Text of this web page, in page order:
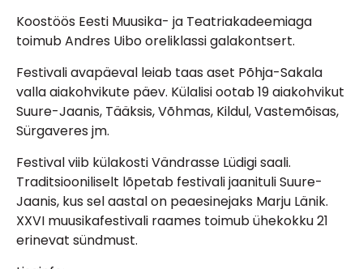
Koostöös Eesti Muusika- ja Teatriakadeemiaga
toimub Andres Uibo oreliklassi galakontsert.
Festivali avapäeval leiab taas aset Põhja-Sakala
valla aiakohvikute päev. Külalisi ootab 19 aiakohvikut
Suure-Jaanis, Tääksis, Võhmas, Kildul, Vastemõisas,
Sürgaveres jm.
Festival viib külakosti Vändrasse Lüdigi saali.
Traditsiooniliselt lõpetab festivali jaanituli Suure-
Jaanis, kus sel aastal on peaesinejaks Marju Länik.
XXVI muusikafestivali raames toimub ühekokku 21
erinevat sündmust.